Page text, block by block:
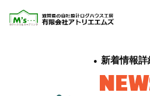
新着情報詳